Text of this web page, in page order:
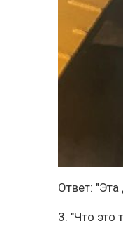
Ответ: "Эта
3. "Что это